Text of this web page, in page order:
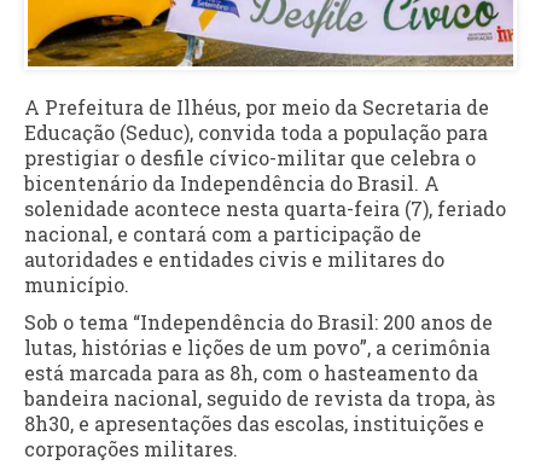
A Prefeitura de Ilhéus, por meio da Secretaria de
Educação (Seduc), convida toda a população para
prestigiar o desfile cívico-militar que celebra o
bicentenário da Independência do Brasil. A
solenidade acontece nesta quarta-feira (7), feriado
nacional, e contará com a participação de
autoridades e entidades civis e militares do
município.
Sob o tema “Independência do Brasil: 200 anos de
lutas, histórias e lições de um povo”, a cerimônia
está marcada para as 8h, com o hasteamento da
bandeira nacional, seguido de revista da tropa, às
8h30, e apresentações das escolas, instituições e
corporações militares.